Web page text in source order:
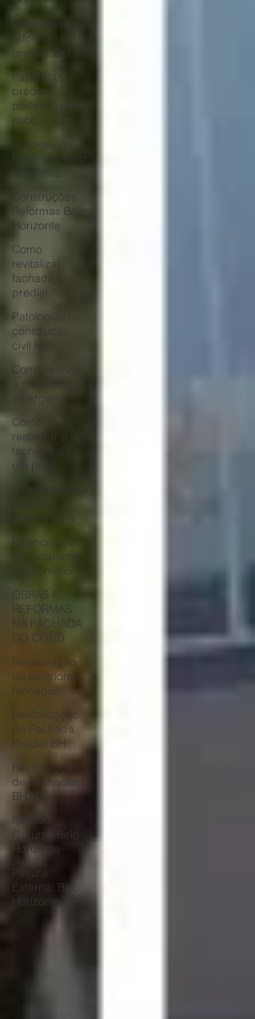
Empreiteira de
reforma
predial: Bel
Fachadas
prédios
podem gerar
risco
Limpeza de
Fachada: Belo
Horizonte
Construções
Reformas Belo
Horizonte
Como
revitalizar
fachada
predial
Patologias na
construção
civil fach
Como realizar
a manutenção
emergenc
Como
restaurar a
fachada de
um préd
Empreiteira de
reforma
predial para
Financeira é
um problema
condomínio
OBRAS E
REFORMAS
NA FACHADA
DO COND
Restauração
de exteriores
fachadas
Revitalização
de Fachada
Predial BH
Revitalização
de Fachadas:
BH MG
Renovo
Pinturas Belo
Horizonte
Pintura
Externa: Belo
Horizonte